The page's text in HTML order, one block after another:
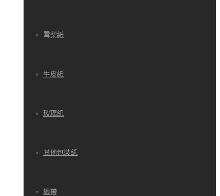
雪梨紙
牛皮紙
玻璃紙
其他包裝紙
緞帶